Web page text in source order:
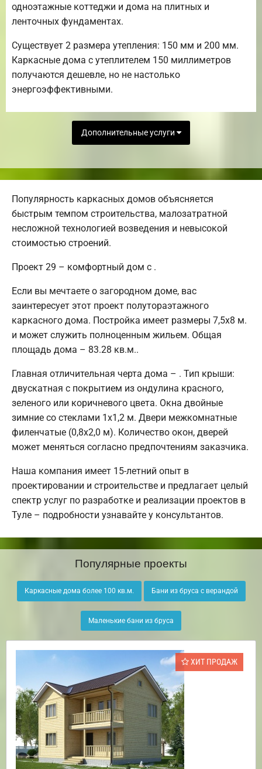
одноэтажные коттеджи и дома на плитных и
ленточных фундаментах.
Существует 2 размера утепления: 150 мм и 200 мм.
Каркасные дома с утеплителем 150 миллиметров
получаются дешевле, но не настолько
энергоэффективными.
Дополнительные услуги
Популярность каркасных домов объясняется
быстрым темпом строительства, малозатратной
несложной технологией возведения и невысокой
стоимостью строений.
Проект 29 – комфортный дом с .
Если вы мечтаете о загородном доме, вас
заинтересует этот проект полутораэтажного
каркасного дома. Постройка имеет размеры 7,5х8 м.
и может служить полноценным жильем. Общая
площадь дома – 83.28 кв.м..
Главная отличительная черта дома – . Тип крыши:
двускатная с покрытием из ондулина красного,
зеленого или коричневого цвета. Окна двойные
зимние со стеклами 1x1,2 м. Двери межкомнатные
филенчатые (0,8x2,0 м). Количество окон, дверей
может меняться согласно предпочтениям заказчика.
Наша компания имеет 15-летний опыт в
проектировании и строительстве и предлагает целый
спектр услуг по разработке и реализации проектов в
Туле – подробности узнавайте у консультантов.
Популярные проекты
Каркасные дома более 100 кв.м. Бани из бруса с верандой
Маленькие бани из бруса
ХИТ ПРОДАЖ